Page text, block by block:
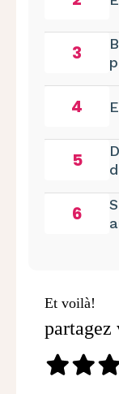
3
4
5
6
Et voilà!
partagez